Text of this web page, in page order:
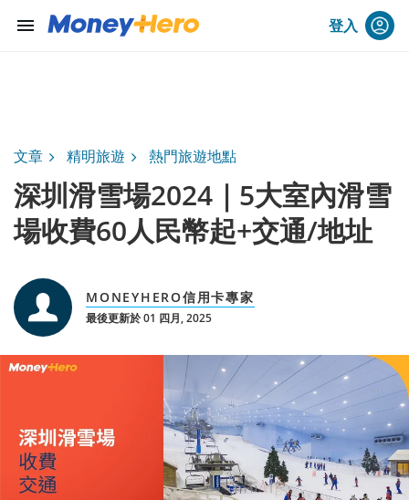
menu 登入
文章 精明旅遊 熱門旅遊地點
深圳滑雪場2024｜5大室內滑雪
場收費60人民幣起+交通/地址
MONEYHERO信用卡專家
最後更新於 01 四月, 2025